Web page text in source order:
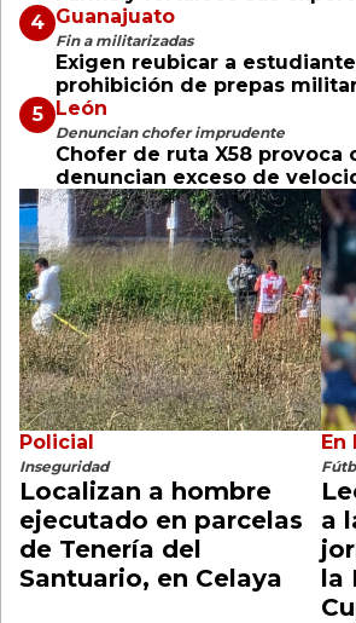
Guanajuato
Fin a militarizadas
Exigen reubicar a
prohibición de prepas
León
Denuncian chofer imprudente
Chofer de ruta X58 provoca
denuncian exceso de
Policial
Inseguridad
Localizan a hombre
ejecutado en parcelas
de Tenería del
Santuario, en Celaya
En
a
la